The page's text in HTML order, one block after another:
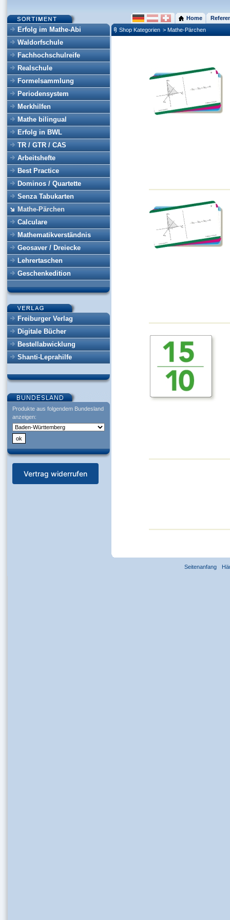
Erfolg im Mathe-Abi
Waldorfschule
Fachhochschulreife
Realschule
Formelsammlung
Periodensystem
Merkhilfen
Mathe bilingual
Erfolg in BWL
TR / GTR / CAS
Arbeitshefte
Best Practice
Dominos / Quartette
Senza Tabukarten
Mathe-Pärchen
Calculare
Mathematikverständnis
Geosaver / Dreiecke
Lehrertaschen
Geschenkedition
Freiburger Verlag
Digitale Bücher
Bestellabwicklung
Shanti-Leprahilfe
Produkte aus folgendem Bundesland
anzeigen:
Vertrag widerrufen
Home
Shop Kategorien > Mathe-Pärchen
Seitenanfang